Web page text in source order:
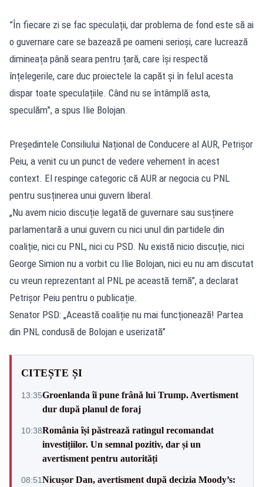
”În fiecare zi se fac speculații, dar problema de fond este să ai
o guvernare care se bazează pe oameni serioși, care lucrează
dimineața până seara pentru țară, care își respectă
înțelegerile, care duc proiectele la capăt și în felul acesta
dispar toate speculațiile. Când nu se întâmplă asta,
speculăm”, a spus Ilie Bolojan.
Președintele Consiliului Național de Conducere al AUR, Petrișor
Peiu, a venit cu un punct de vedere vehement în acest
context. El respinge categoric că AUR ar negocia cu PNL
pentru susținerea unui guvern liberal.
„Nu avem nicio discuție legată de guvernare sau susținere
parlamentară a unui guvern cu nici unul din partidele din
coaliție, nici cu PNL, nici cu PSD. Nu există nicio discuție, nici
George Simion nu a vorbit cu Ilie Bolojan, nici eu nu am discutat
cu vreun reprezentant al PNL pe această temă”, a declarat
Petrișor Peiu pentru o publicație.
Senator PSD: „Această coaliție nu mai funcționează! Partea
din PNL condusă de Bolojan e userizată”
CITEȘTE ȘI
13:35Groenlanda îi pune frână lui Trump. Avertisment
dur după planul de foraj
10:38România își păstrează ratingul recomandat
investițiilor. Un semnal pozitiv, dar și un
avertisment pentru autorități
08:51Nicușor Dan, avertisment după decizia Moody’s: